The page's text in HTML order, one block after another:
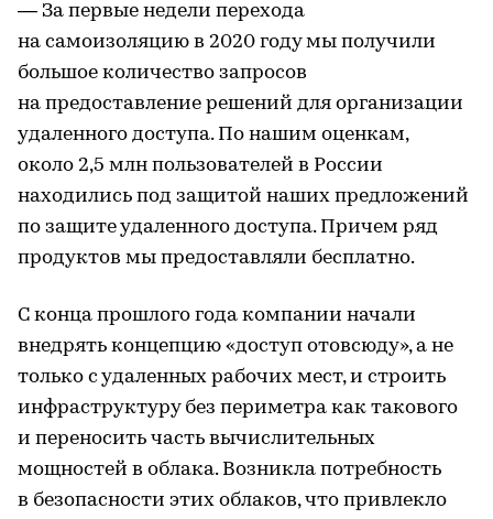
— За первые недели перехода
на самоизоляцию в 2020 году мы получили
большое количество запросов
на предоставление решений для организации
удаленного доступа. По нашим оценкам,
около 2,5 млн пользователей в России
находились под защитой наших предложений
по защите удаленного доступа. Причем ряд
продуктов мы предоставляли бесплатно.
С конца прошлого года компании начали
внедрять концепцию «доступ отовсюду», а не
только с удаленных рабочих мест, и строить
инфраструктуру без периметра как такового
и переносить часть вычислительных
мощностей в облака. Возникла потребность
в безопасности этих облаков, что привлекло